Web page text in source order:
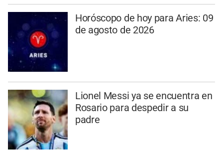
Horóscopo de hoy para Aries: 09
de agosto de 2026
Lionel Messi ya se encuentra en
Rosario para despedir a su
padre